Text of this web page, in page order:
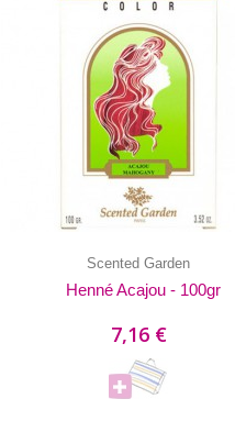
Scented Garden
Henné Acajou - 100gr
7,16 €